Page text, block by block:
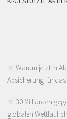
Warum jetzt in
Absicherung für das
30 Milliarden
globalen Wettlauf